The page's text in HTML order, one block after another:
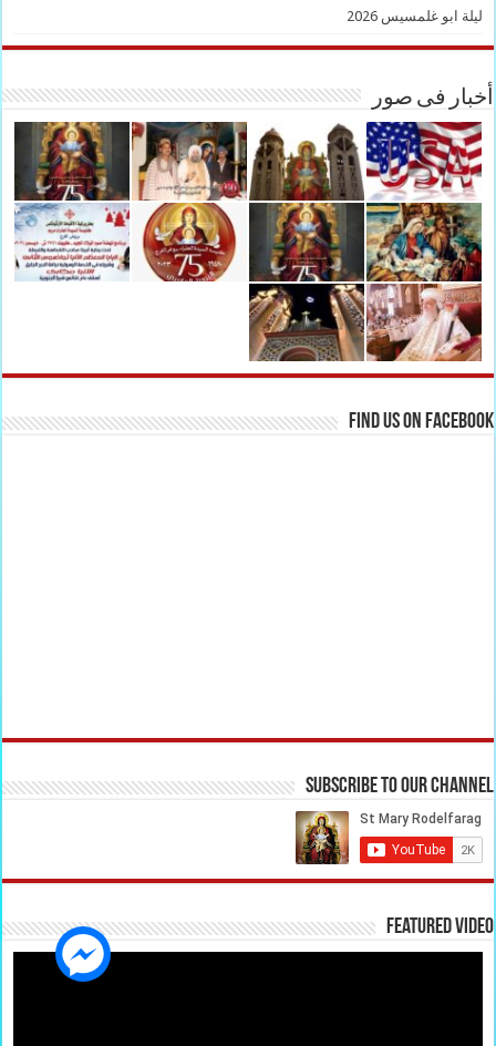
ليلة ابو غلمسيس 2026
أخبار فى صور
Find us on Facebook
Subscribe to our Channel
Featured Video